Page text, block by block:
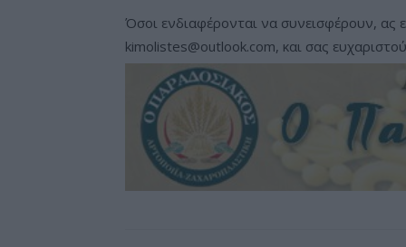
Όσοι ενδιαφέρονται να συνεισφέρουν, ας
kimolistes@outlook.com, και σας